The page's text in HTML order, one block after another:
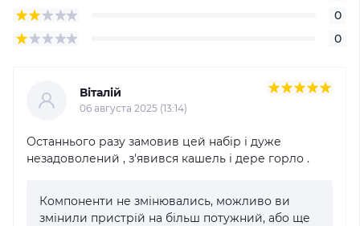
0
0
Віталій
06 августа 2025 (13:14)
Останнього разу замовив цей набір і дуже
незадоволений , з'явився кашель і дере горло .
Компоненти не змінювались, можливо ви
змінили пристрій на більш потужний, або ще